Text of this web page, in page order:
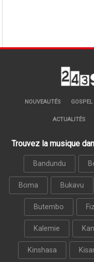
NOUVEAUTÉS GOSPEL
ACTUALITÉS
Trouvez la musique
Bandundu
Boma Bukavu
Butembo
Kalemie
Kinshasa